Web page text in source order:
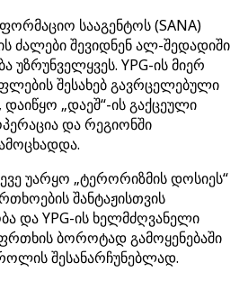
სააგენტოს (SANA)
ძალები შევიდნენ ალ-შედადიში
უზრუნველყვეს. YPG-ის მიერ
შესახებ გავრცელებული
„დაეშ“-ის გაქცეული
და რეგიონში
უარყო „ტერორიზმის დოსიეს“
შანტაჟისთვის
და YPG-ის ხელმძღვანელი
ბოროტად გამოყენებაში
შესანარჩუნებლად.